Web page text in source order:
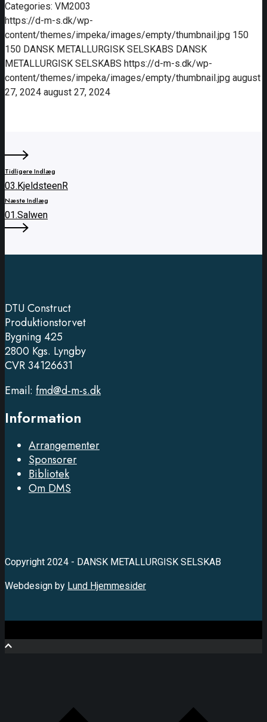
Categories: VM2003
https://d-m-s.dk/wp-
content/themes/impeka/images/empty/thumbnail.jpg 150
150 DANSK METALLURGISK SELSKABS DANSK
METALLURGISK SELSKABS https://d-m-s.dk/wp-
content/themes/impeka/images/empty/thumbnail.jpg august
27, 2024 august 27, 2024
Tidligere Indlæg
03.KjeldsteenR
Næste Indlæg
01.Salwen
DTU Construct
Produktionstorvet
Bygning 425
2800 Kgs. Lyngby
CVR 34126631
Email: fmd@d-m-s.dk
Information
Arrangementer
Sponsorer
Bibliotek
Om DMS
Copyright 2024 - DANSK METALLURGISK SELSKAB
Webdesign by Lund Hjemmesider